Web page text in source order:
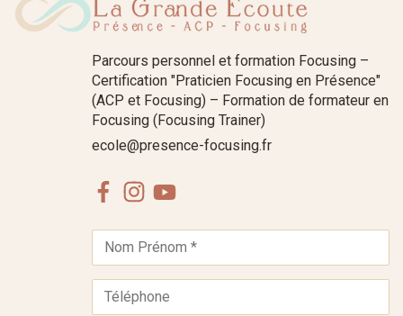
Parcours personnel et formation Focusing –
Certification "Praticien Focusing en Présence"
(ACP et Focusing) – Formation de formateur en
Focusing (Focusing Trainer)
ecole@presence-focusing.fr
FacebookInstagram